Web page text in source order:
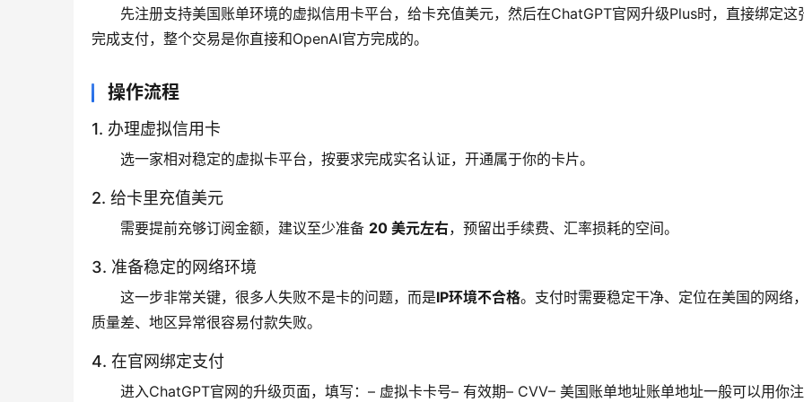
先注册支持美国账单环境的虚拟信用卡平台，给卡充值美元，然后在ChatGPT官网升级Plus时，直接绑定这
完成支付，整个交易是你直接和OpenAI官方完成的。
操作流程
1. 办理虚拟信用卡
选一家相对稳定的虚拟卡平台，按要求完成实名认证，开通属于你的卡片。
2. 给卡里充值美元
需要提前充够订阅金额，建议至少准备 20 美元左右，预留出手续费、汇率损耗的空间。
3. 准备稳定的网络环境
这一步非常关键，很多人失败不是卡的问题，而是IP环境不合格。支付时需要稳定干净、定位在美国的网络
质量差、地区异常很容易付款失败。
4. 在官网绑定支付
进入ChatGPT官网的升级页面，填写：– 虚拟卡卡号– 有效期– CVV– 美国账单地址账单地址一般可以用你